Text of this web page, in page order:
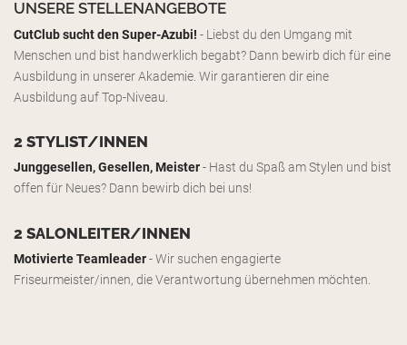
UNSERE STELLENANGEBOTE
CutClub sucht den Super-Azubi! - Liebst du den Umgang mit
Menschen und bist handwerklich begabt? Dann bewirb dich für eine
Ausbildung in unserer Akademie. Wir garantieren dir eine
Ausbildung auf Top-Niveau.
2 STYLIST/INNEN
Junggesellen, Gesellen, Meister- Hast du Spaß am Stylen und bist
offen für Neues? Dann bewirb dich bei uns!
2 SALONLEITER/INNEN
Motivierte Teamleader- Wir suchen engagierte
Friseurmeister/innen, die Verantwortung übernehmen möchten.